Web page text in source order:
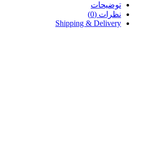
توضیحات
نظرات (0)
Shipping & Delivery